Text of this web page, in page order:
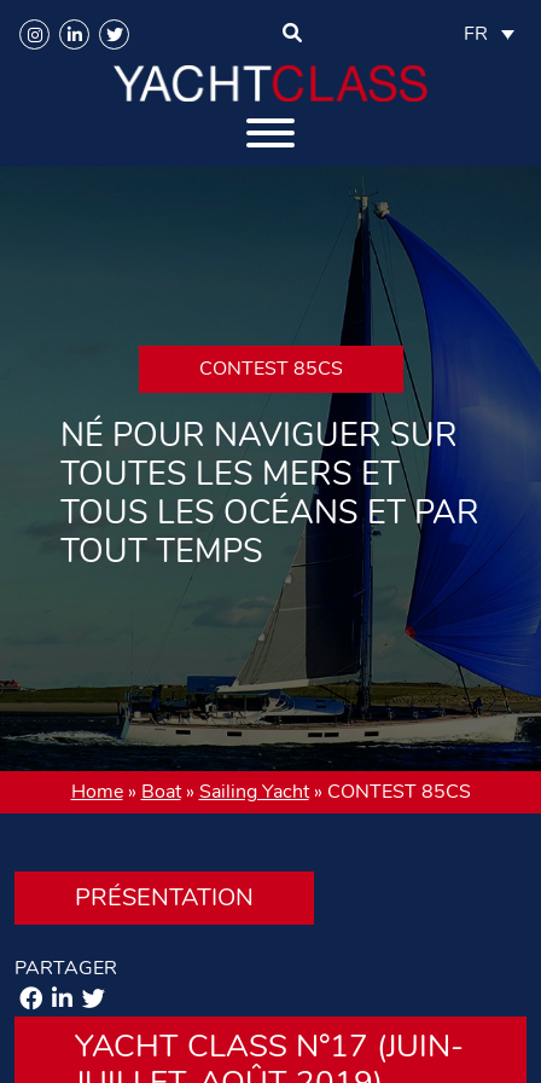
FR
CONTEST 85CS
NÉ POUR NAVIGUER SUR
TOUTES LES MERS ET
TOUS LES OCÉANS ET PAR
TOUT TEMPS
Home» Boat» Sailing Yacht» CONTEST 85CS
PRÉSENTATION
PARTAGER
YACHT CLASS N°17 (JUIN-